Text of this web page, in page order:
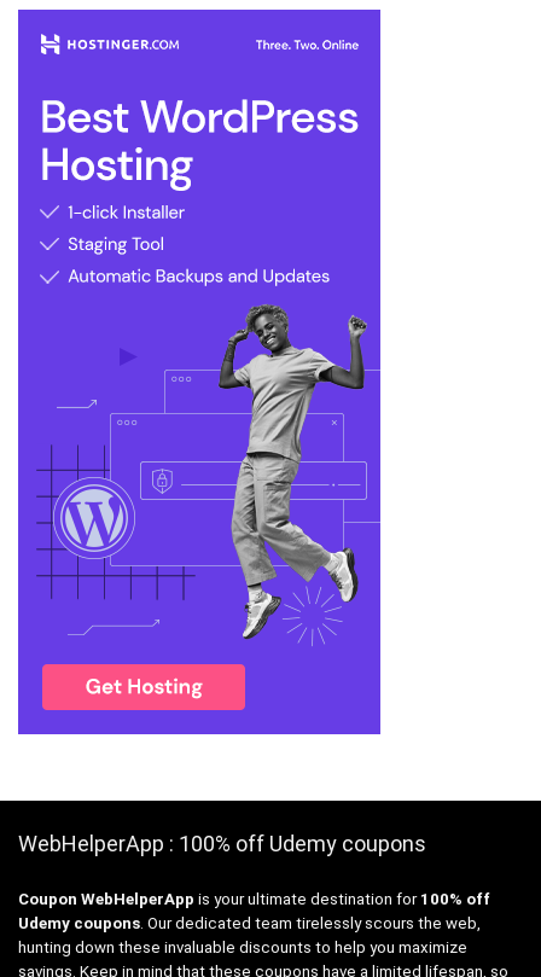
WebHelperApp : 100% off Udemy coupons
Coupon WebHelperApp is your ultimate destination for 100% off
Udemy coupons. Our dedicated team tirelessly scours the web,
hunting down these invaluable discounts to help you maximize
savings. Keep in mind that these coupons have a limited lifespan, so